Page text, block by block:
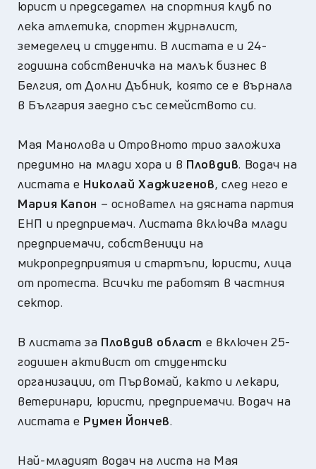
юрист и председател на спортния клуб по
лека атлетика, спортен журналист,
земеделец и студенти. В листата е и 24-
годишна собственичка на малък бизнес в
Белгия, от Долни Дъбник, която се е върнала
в България заедно със семейството си.
Мая Манолова и Отровното трио заложиха
предимно на млади хора и в Пловдив. Водач на
листата е Николай Хаджигенов, след него е
Мария Капон – основател на дясната партия
ЕНП и предприемач. Листата включва млади
предприемачи, собственици на
микропредприятия и стартъпи, юристи, лица
от протеста. Всички те работят в частния
сектор.
В листата за Пловдив област е включен 25-
годишен активист от студентски
организации, от Първомай, както и лекари,
ветеринари, юристи, предприемачи. Водач на
листата е Румен Йончев.
Най-младият водач на листа на Мая